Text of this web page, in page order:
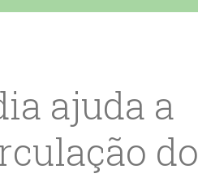
ajuda a
do